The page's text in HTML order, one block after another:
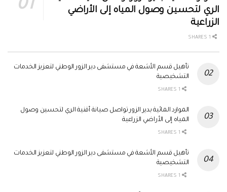
الري لتحسين وصول المياه إلى الأراضي
الزراعية
تأهيل قسم الأشعة في مستشفى دير الزور الوطني لتعزيز الخدمات
التشخيصية
الموارد المائية بدير الزور تواصل صيانة أقنية الري لتحسين وصول
المياه إلى الأراضي الزراعية
تأهيل قسم الأشعة في مستشفى دير الزور الوطني لتعزيز الخدمات
التشخيصية